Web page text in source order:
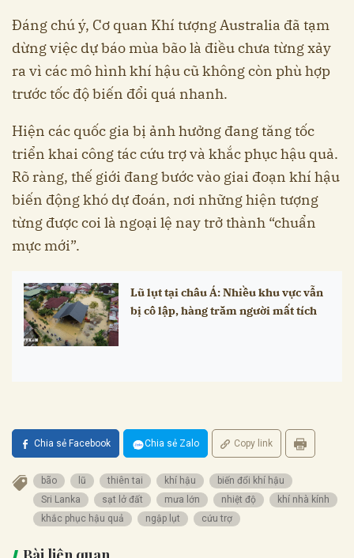
Đáng chú ý, Cơ quan Khí tượng Australia đã tạm
dừng việc dự báo mùa bão là điều chưa từng xảy
ra vì các mô hình khí hậu cũ không còn phù hợp
trước tốc độ biến đổi quá nhanh.
Hiện các quốc gia bị ảnh hưởng đang tăng tốc
triển khai công tác cứu trợ và khắc phục hậu quả.
Rõ ràng, thế giới đang bước vào giai đoạn khí hậu
biến động khó dự đoán, nơi những hiện tượng
từng được coi là ngoại lệ nay trở thành “chuẩn
mực mới”.
Lũ lụt tại châu Á: Nhiều khu vực vẫn
bị cô lập, hàng trăm người mất tích
Chia sẻ Facebook Chia sẻ Zalo Copy link
bão lũ thiên tai khí hậu
biến đổi khí hậu
Sri Lanka
sạt lở đất mưa lớn nhiệt độ
khí nhà kính
khắc phục hậu quả
ngập lụt cứu trợ